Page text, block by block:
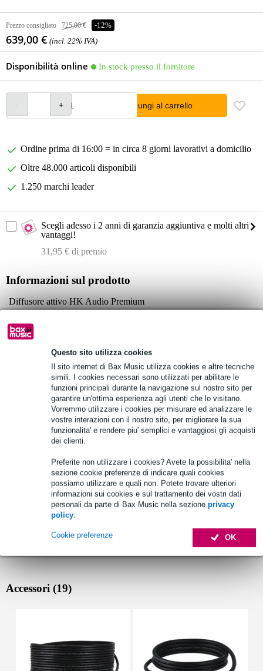
Questo sito utilizza cookies
Il sito internet di Bax Music utilizza cookies e altre tecniche
simili. I cookies necessari sono utilizzati per abilitare le
funzioni principali durante la navigazione sul nostro sito per
garantire un'ottima esperienza agli utenti che lo visitano.
Vorremmo utilizzare i cookies per misurare ed analizzare le
vostre interazioni con il nostro sito, per migliorare la sua
funzionalita' e rendere piu' semplici e vantaggiosi gli acquisti
dei clienti.
Preferite non utilizzare i cookies? Avete la possibilita' nella
sezione cookie preferenze di indicare quali cookies
possiamo utilizzare e quali non. Potete trovare ulteriori
informazioni sui cookies e sul trattamento dei vostri dati
personali da parte di Bax Music nella sezione privacy
policy.
OK
Cookie preferenze
Prezzo consigliato 725,00 € -12%
639,00 € (incl. 22% IVA)
Disponibilità online In stock presso il fornitore
Aggiungi al carrello
Ordine prima di 16:00 = in circa 8 giorni lavorativi a domicilio
Oltre 48.000 articoli disponibili
1.250 marchi leader
Scegli adesso i 2 anni di garanzia aggiuntiva e molti altri
vantaggi!
31,95 € di premio
Informazioni sul prodotto
Diffusore attivo HK Audio Premium
SPL:
SPL max. SPL @ 10 % THD: 124 dB a metà spazio
SPL massimo SPL di picco @ 10 % THD: 132 dB a metà spazio
SPL massimo calcolato: 133 dB halfspace
Specifiche complete
Vedi anche (1)
Accessori (19)